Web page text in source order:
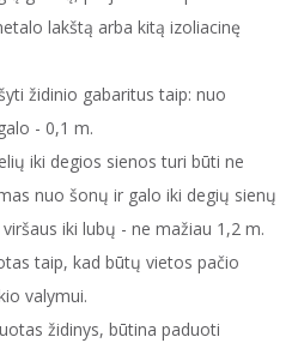
lakštą arba kitą izoliacinę
židinio gabaritus taip: nuo
- 0,1 m.
iki degios sienos turi būti ne
nuo šonų ir galo iki degių sienų
iki lubų - ne mažiau 1,2 m.
taip, kad būtų vietos pačio
valymui.
židinys, būtina paduoti